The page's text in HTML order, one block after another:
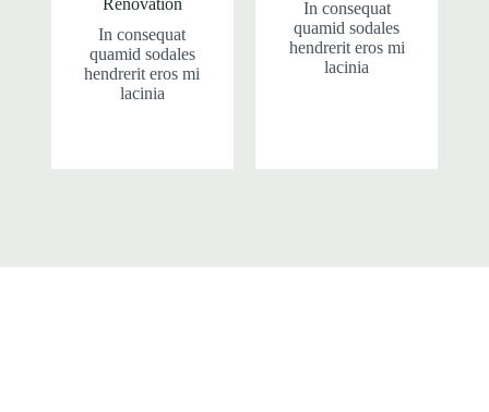
Renovation
In consequat
quamid sodales
hendrerit eros mi
lacinia
In consequat
quamid sodales
hendrerit eros mi
lacinia